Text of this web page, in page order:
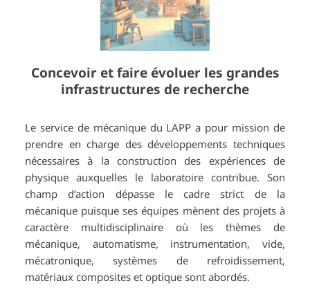
Concevoir et faire évoluer les grandes
infrastructures de recherche
Le service de mécanique du LAPP a pour mission de
prendre en charge des développements techniques
nécessaires à la construction des expériences de
physique auxquelles le laboratoire contribue. Son
champ d’action dépasse le cadre strict de la
mécanique puisque ses équipes mènent des projets à
caractère multidisciplinaire où les thèmes de
mécanique, automatisme, instrumentation, vide,
mécatronique, systèmes de refroidissement,
matériaux composites et optique sont abordés.